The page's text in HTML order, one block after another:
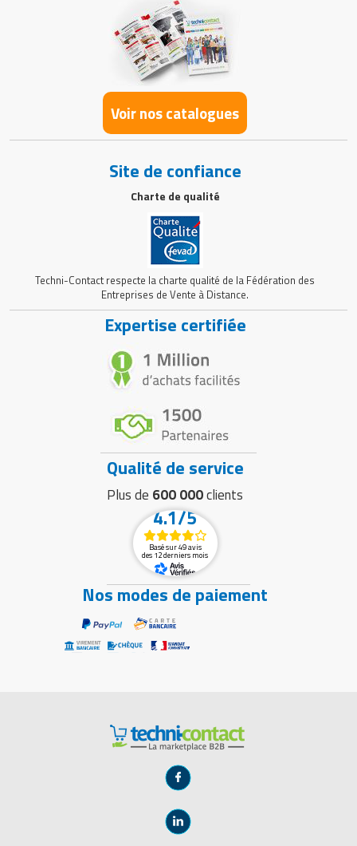
Voir nos catalogues
Site de confiance
Charte de qualité
Techni-Contact respecte la charte qualité de la Fédération des
Entreprises de Vente à Distance.
Expertise certifiée
Qualité de service
Plus de 600 000clients
4.1/5
Basé sur 49 avis
des 12 derniers mois
Nos modes de paiement